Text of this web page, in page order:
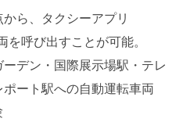
ら、タクシーアプリ
を呼び出すことが可能。
デン・国際展示場駅・テレ
ート駅への自動運転車両